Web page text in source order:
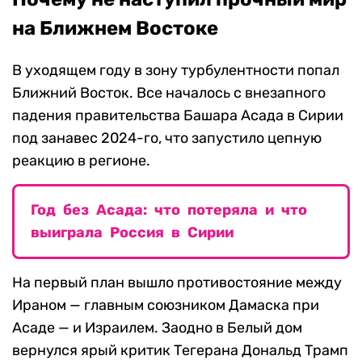
на Ближнем Востоке
В уходящем году в зону турбулентности попал
Ближний Восток. Все началось с внезапного
падения правительства Башара Асада в Сирии
под занавес 2024-го, что запустило цепную
реакцию в регионе.
Год без Асада: что потеряла и что
выиграла Россия в Сирии
На первый план вышло противостояние между
Ираном — главным союзником Дамаска при
Асаде — и Израилем. Заодно в Белый дом
вернулся ярый критик Тегерана Дональд Трамп